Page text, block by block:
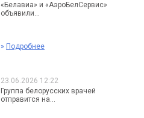
«Белавиа» и «АэроБелСервис»
объявили...
» Подробнее
23.06.2026 12:22
Группа белорусских врачей
отправится на...